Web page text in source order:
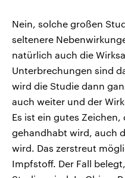
Nein, solche großen
seltenere
natürlich auch die
Unterbrechungen sind
wird die Studie dann
auch weiter und der
Es ist ein gutes
gehandhabt wird, auch
wird. Das zerstreut
Impfstoff. Der Fall